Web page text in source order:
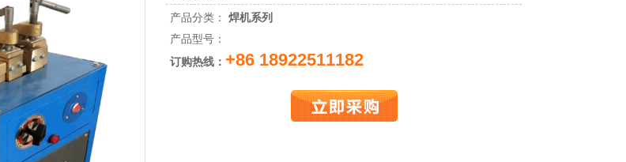
产品分类： 焊机系列
产品型号：
订购热线： +86 18922511182